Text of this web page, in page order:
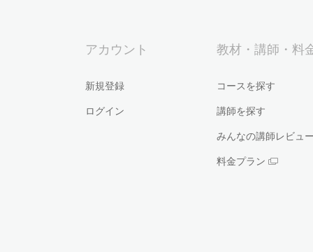
アカウント
新規登録
ログイン
教材・講師・料
コースを探す
講師を探す
みんなの講師レビュ
料金プラン